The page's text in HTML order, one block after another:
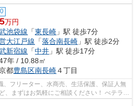
万円
池袋線 「東長崎 」駅 徒歩7分
大江戸線 「落合南長崎 」駅 徒歩2分
新宿線 「中井 」駅 徒歩17分
年 / 10.88㎡
都豊島区南長崎４丁目
、フリーター、水商売、生活保護、保証人無
、まずはお気軽にご相談ください！ べテラン
ご...